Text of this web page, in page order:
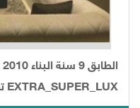
EXTRA_SUPER_LUX تطل على شارع فرعي رق.....